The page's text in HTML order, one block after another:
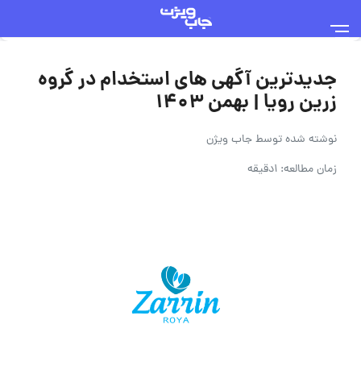
جدیدترین آگهی های استخدام در گروه
زرین رویا | بهمن ۱۴۰۳
نوشته شده توسطجاب ویژن
زمان مطالعه: 1دقیقه